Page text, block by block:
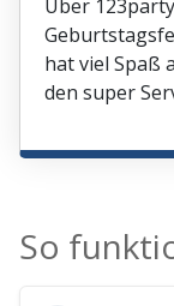
Über
hat viel Spaß
den super
So